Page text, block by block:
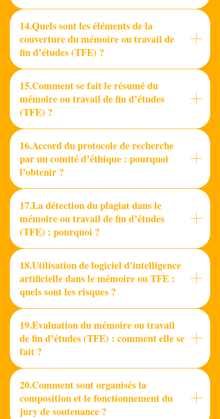
14.Quels sont les éléments de la
couverture du mémoire ou travail de
fin d’études (TFE) ?
15.Comment se fait le résumé du
mémoire ou travail de fin d’études
(TFE) ?
16.Accord du protocole de recherche
par un comité d’éthique : pourquoi
l’obtenir ?
17.La détection du plagiat dans le
mémoire ou travail de fin d’études
(TFE) : pourquoi ?
18.Utilisation de logiciel d'intelligence
artificielle dans le mémoire ou TFE :
quels sont les risques ?
19.Evaluation du mémoire ou travail
de fin d’études (TFE) : comment elle se
fait ?
20.Comment sont organisés la
composition et le fonctionnement du
jury de soutenance ?